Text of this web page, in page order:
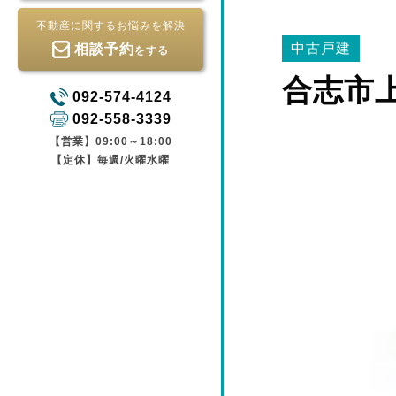
不動産に関するお悩みを解決
相談予約をする
092-574-4124
092-558-3339
【営業】09:00～18:00
【定休】毎週/火曜水曜
中古戸建
合志市